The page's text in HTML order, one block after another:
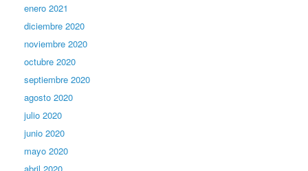
enero 2021
diciembre 2020
noviembre 2020
octubre 2020
septiembre 2020
agosto 2020
julio 2020
junio 2020
mayo 2020